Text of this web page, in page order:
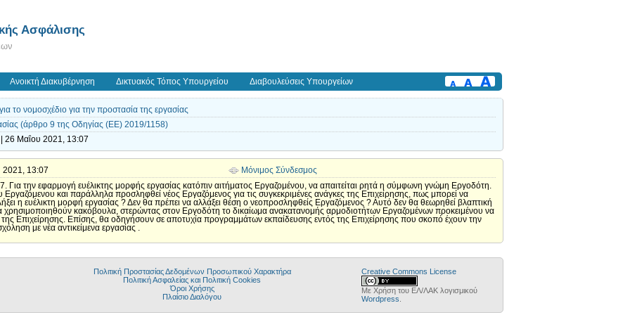
Ασφάλισης
Ανοικτή Διακυβέρνηση Δικτυακός Τόπος Υπουργείου Διαβουλεύσεις Υπουργείων
το νομοσχέδιο για την προστασία της εργασίας
(άρθρο 9 της Οδηγίας (EE) 2019/1158)
26 Μαΐου 2021, 13:07
2021, 13:07
Μόνιμος Σύνδεσμος
Για την εφαρμογή ευέλικτης μορφής εργασίας κατόπιν αιτήματος Εργαζομένου, να απαιτείται ρητά η σύμφωνη γνώμη Εργοδότη.
και παράλληλα προσληφθεί νέος Εργαζόμενος για τις συγκεκριμένες ανάγκες της Επιχείρησης, πως μπορεί να
η ευέλικτη μορφή εργασίας ? Δεν θα πρέπει να αλλάξει θέση ο νεοπροσληφθείς Εργαζόμενος ? Αυτό δεν θα θεωρηθεί βλαπτική
κακόβουλα, στερώντας στον Εργοδότη το δικαίωμα ανακατανομής αρμοδιοτήτων Εργαζομένων προκειμένου να
Επιχείρησης. Επίσης, θα οδηγήσουν σε αποτυχία προγραμμάτων εκπαίδευσης εντός της Επιχείρησης που σκοπό έχουν την
με νέα αντικείμενα εργασίας .
Πολιτική Προστασίας Δεδομένων Προσωπικού Χαρακτήρα
Πολιτική Ασφαλείας και Πολιτική Cookies
Όροι Χρήσης
Πλαίσιο Διαλόγου
Creative Commons License
Με Χρήση του ΕΛ/ΛΑΚ λογισμικού
Wordpress